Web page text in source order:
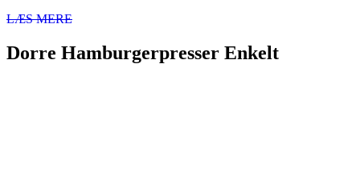
LÆS MERE
Dorre Hamburgerpresser Enkelt